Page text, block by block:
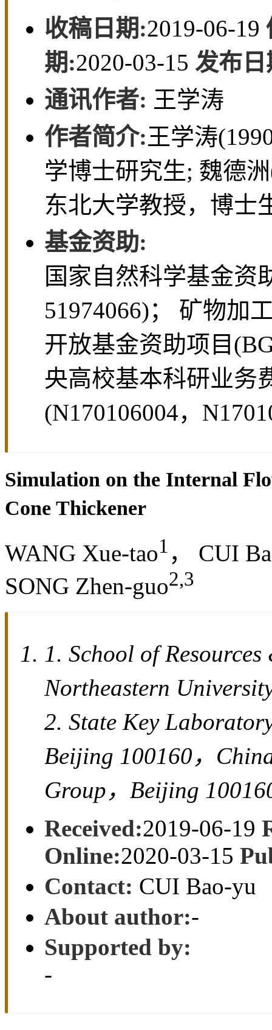
收稿日期:2019-06-19
期:2020-03-15 发布
通讯作者: 王学涛
作者简介:王学涛
学博士研究生; 魏德
东北大学教授，博士
基金资助:
国家自然科学基金资
51974066)； 矿物加
开放基金资助项目
央高校基本科研业务
(N170106004，
Simulation on the Internal
Cone Thickener
WANG Xue-tao1 ， CUI
SONG Zhen-guo2,3
1. School of
Northeastern
2. State Key
Beijing 100160，
Group，Beijing
Received:2019-06-19
Online:2020-03-15
Contact: CUI Bao-yu
About author:-
Supported by:
-